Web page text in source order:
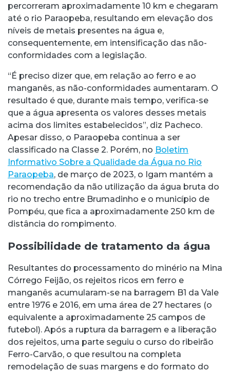
percorreram aproximadamente 10 km e chegaram
até o rio Paraopeba, resultando em elevação dos
níveis de metais presentes na água e,
consequentemente, em intensificação das não-
conformidades com a legislação.
“É preciso dizer que, em relação ao ferro e ao
manganês, as não-conformidades aumentaram. O
resultado é que, durante mais tempo, verifica-se
que a água apresenta os valores desses metais
acima dos limites estabelecidos”, diz Pacheco.
Apesar disso, o Paraopeba continua a ser
classificado na Classe 2. Porém, no Boletim
Informativo Sobre a Qualidade da Água no Rio
Paraopeba, de março de 2023, o Igam mantém a
recomendação da não utilização da água bruta do
rio no trecho entre Brumadinho e o município de
Pompéu, que fica a aproximadamente 250 km de
distância do rompimento.
Possibilidade de tratamento da água
Resultantes do processamento do minério na Mina
Córrego Feijão, os rejeitos ricos em ferro e
manganês acumularam-se na barragem B1 da Vale
entre 1976 e 2016, em uma área de 27 hectares (o
equivalente a aproximadamente 25 campos de
futebol). Após a ruptura da barragem e a liberação
dos rejeitos, uma parte seguiu o curso do ribeirão
Ferro-Carvão, o que resultou na completa
remodelação de suas margens e do formato do